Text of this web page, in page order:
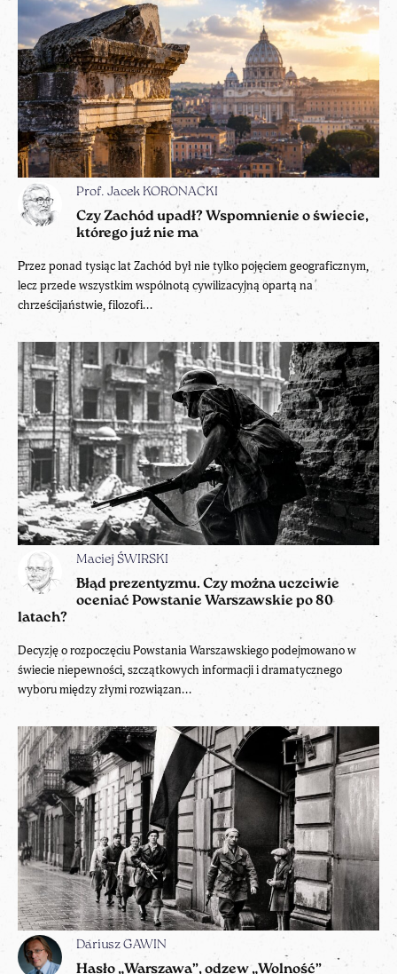
Prof. Jacek KORONACKI
Czy Zachód upadł? Wspomnienie o świecie,
którego już nie ma
Przez ponad tysiąc lat Zachód był nie tylko pojęciem geograficznym,
lecz przede wszystkim wspólnotą cywilizacyjną opartą na
chrześcijaństwie, filozofi...
Maciej ŚWIRSKI
Błąd prezentyzmu. Czy można uczciwie
oceniać Powstanie Warszawskie po 80
latach?
Decyzję o rozpoczęciu Powstania Warszawskiego podejmowano w
świecie niepewności, szczątkowych informacji i dramatycznego
wyboru między złymi rozwiązan...
Dariusz GAWIN
Hasło „Warszawa”, odzew „Wolność”